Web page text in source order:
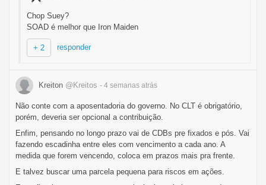
Chop Suey?
SOAD é melhor que Iron Maiden
+ 2 responder
Kreiton @Kreitos - 4 semanas atrás
Não conte com a aposentadoria do governo. No CLT é obrigatório,
porém, deveria ser opcional a contribuição.
Enfim, pensando no longo prazo vai de CDBs pre fixados e pós. Vai
fazendo escadinha entre eles com vencimento a cada ano. A
medida que forem vencendo, coloca em prazos mais pra frente.
E talvez buscar uma parcela pequena para riscos em ações.